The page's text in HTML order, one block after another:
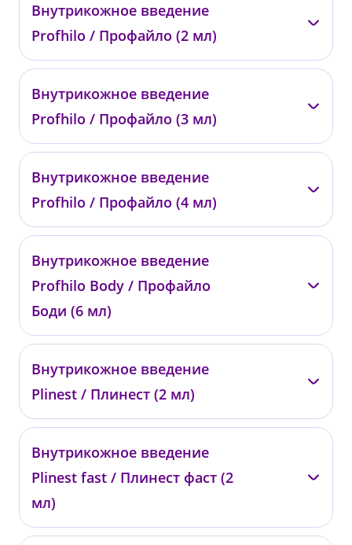
01829
от 16 000 ₽
Внутрикожное введение
Profhilo / Профайло (2 мл)
01830
от 29 000 ₽
Внутрикожное введение
Profhilo / Профайло (3 мл)
0455
от 45 900 ₽
Внутрикожное введение
Profhilo / Профайло (4 мл)
01831
от 54 000 ₽
Внутрикожное введение
Profhilo Body / Профайло
Боди (6 мл)
0372
от 88 000 ₽
Внутрикожное введение
Plinest / Плинест (2 мл)
01983
от 19 000 ₽
Внутрикожное введение
Plinest fast / Плинест фаст (2
мл)